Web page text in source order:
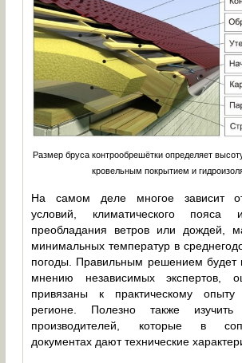
Размер бруса контрообрешётки определяет
кровельным покрытием и
На самом деле многое зависит
условий, климатического пояса
преобладания ветров или дождей,
минимальных температур в
погоды. Правильным решением будет
мнению независимых экспертов,
привязаны к практическому
регионе. Полезно также изучить
производителей, которые в
документах дают технические